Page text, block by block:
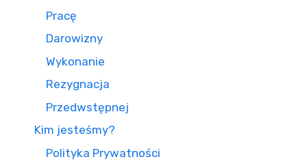
Pracę
Darowizny
Wykonanie
Rezygnacja
Przedwstępnej
Kim jesteśmy?
Polityka Prywatności